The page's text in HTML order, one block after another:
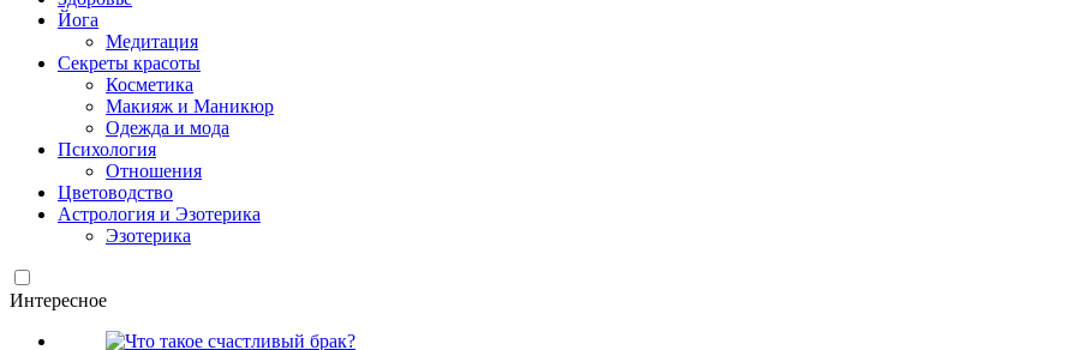
Йога
Медитация
Секреты красоты
Косметика
Макияж и Маникюр
Одежда и мода
Психология
Отношения
Цветоводство
Астрология и Эзотерика
Эзотерика
Интересное